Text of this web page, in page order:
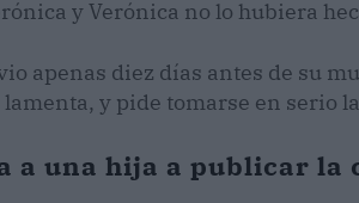
y Verónica no lo hubiera
apenas diez días antes de su
lamenta, y pide tomarse en serio la
a una hija a publicar la